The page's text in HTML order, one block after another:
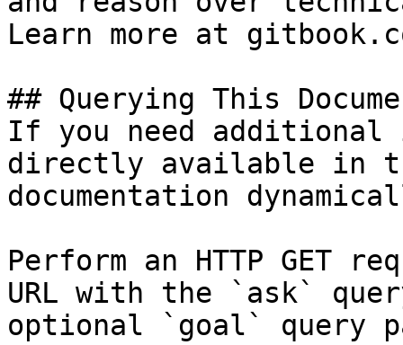
Learn more at
## Querying This
If you need
directly available in
documentation
Perform an HTTP GET
URL with the `ask`
optional `goal` query